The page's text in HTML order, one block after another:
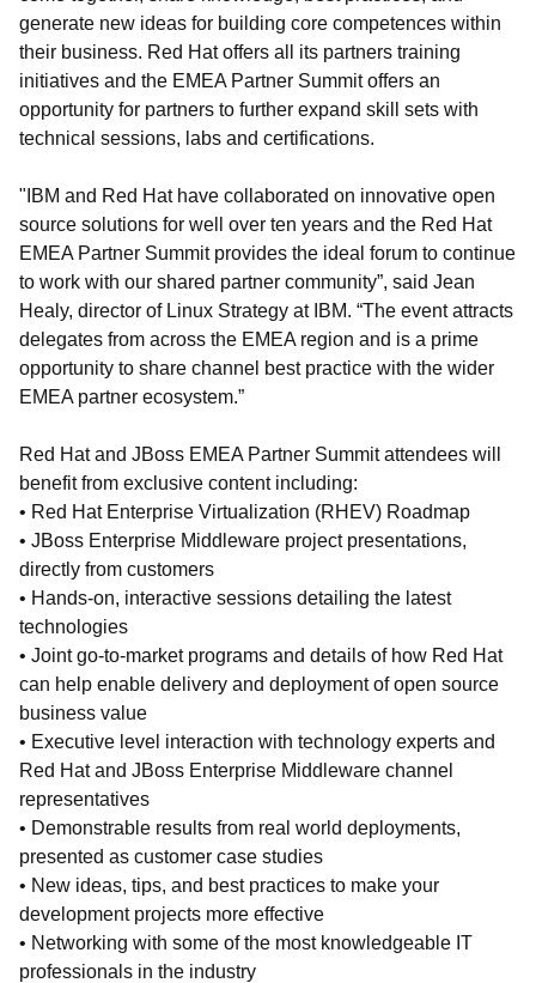
generate new ideas for building core competences within
their business. Red Hat offers all its partners training
initiatives and the EMEA Partner Summit offers an
opportunity for partners to further expand skill sets with
technical sessions, labs and certifications.
"IBM and Red Hat have collaborated on innovative open
source solutions for well over ten years and the Red Hat
EMEA Partner Summit provides the ideal forum to continue
to work with our shared partner community”, said Jean
Healy, director of Linux Strategy at IBM. “The event attracts
delegates from across the EMEA region and is a prime
opportunity to share channel best practice with the wider
EMEA partner ecosystem.”
Red Hat and JBoss EMEA Partner Summit attendees will
benefit from exclusive content including:
• Red Hat Enterprise Virtualization (RHEV) Roadmap
• JBoss Enterprise Middleware project presentations,
directly from customers
• Hands-on, interactive sessions detailing the latest
technologies
• Joint go-to-market programs and details of how Red Hat
can help enable delivery and deployment of open source
business value
• Executive level interaction with technology experts and
Red Hat and JBoss Enterprise Middleware channel
representatives
• Demonstrable results from real world deployments,
presented as customer case studies
• New ideas, tips, and best practices to make your
development projects more effective
• Networking with some of the most knowledgeable IT
professionals in the industry